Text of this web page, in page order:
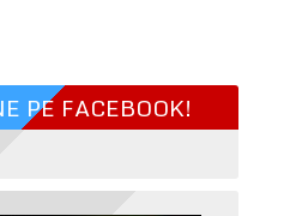
PE FACEBOOK!